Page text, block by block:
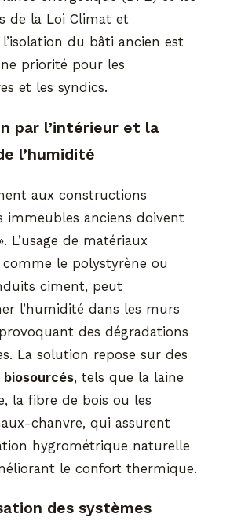
de la Loi Climat et
l’isolation du bâti ancien est
priorité pour les
et les syndics.
par l’intérieur et la
l’humidité
aux constructions
immeubles anciens doivent
L’usage de matériaux
comme le polystyrène ou
ciment, peut
l’humidité dans les murs
des dégradations
La solution repose sur des
, tels que la laine
la fibre de bois ou les
chanvre, qui assurent
hygrométrique naturelle
le confort thermique.
des systèmes